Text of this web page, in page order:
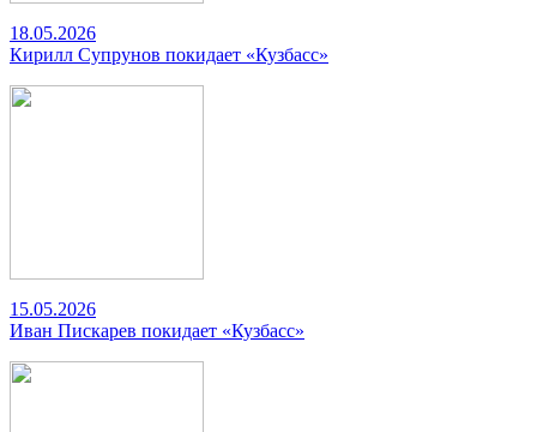
18.05.2026
Кирилл Супрунов покидает «Кузбасс»
15.05.2026
Иван Пискарев покидает «Кузбасс»